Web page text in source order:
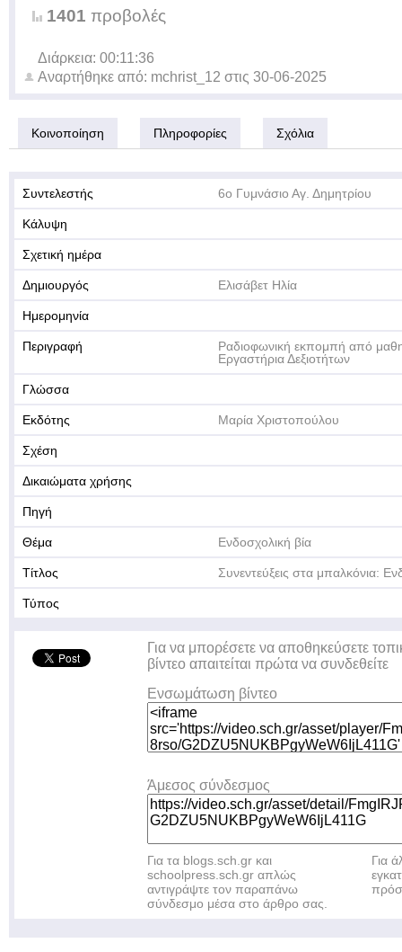
1401 προβολές
Διάρκεια: 00:11:36
Αναρτήθηκε από: mchrist_12 στις 30-06-2025
Κοινοποίηση Πληροφορίες Σχόλια
Συντελεστής 6ο Γυμνάσιο Αγ. Δημητρίου
Κάλυψη
Σχετική ημέρα
Δημιουργός Ελισάβετ Ηλία
Ημερομηνία
Περιγραφή
Ραδιοφωνική εκπομπή από
Εργαστήρια Δεξιοτήτων
Γλώσσα
Εκδότης Μαρία Χριστοπούλου
Σχέση
Δικαιώματα χρήσης
Πηγή
Θέμα Ενδοσχολική βία
Τίτλος Συνεντεύξεις στα μπαλκόνια:
Τύπος
Για να μπορέσετε να αποθηκεύσετε
βίντεο απαιτείται πρώτα να συνδεθείτε
Ενσωμάτωση βίντεο
Άμεσος σύνδεσμος
Για τα blogs.sch.gr και
schoolpress.sch.gr απλώς
αντιγράψτε τον παραπάνω
σύνδεσμο μέσα στο άρθρο σας.
Για